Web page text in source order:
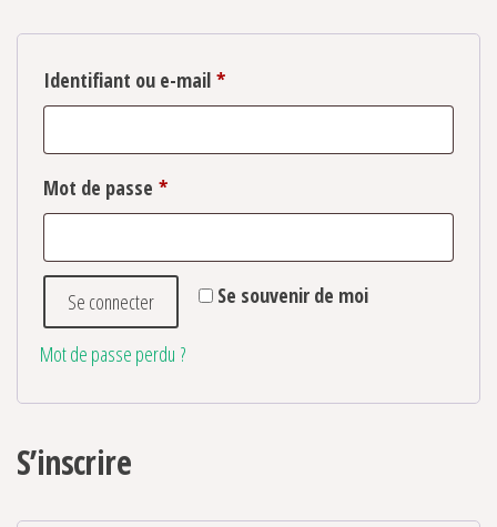
Identifiant ou e-mail *Obligatoire
Mot de passe *Obligatoire
Se souvenir de moi
Se connecter
Mot de passe perdu ?
S’inscrire